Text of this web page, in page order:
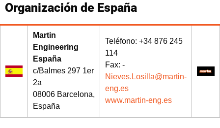
Organización de España
Martin
Engineering
España
c/Balmes 297 1er
2a
08006 Barcelona,
España
Teléfono: +34 876 245
114
Fax: -
Nieves.Losilla@martin-
eng.es
www.martin-eng.es